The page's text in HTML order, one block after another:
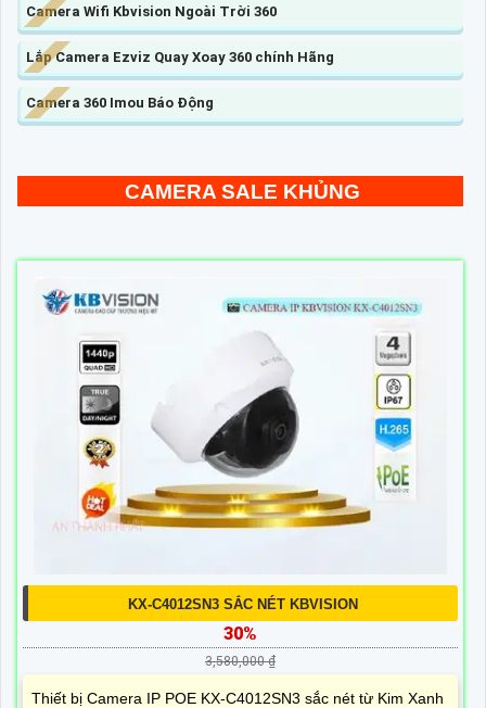
Camera Wifi Kbvision Ngoài Trời 360
Lắp Camera Ezviz Quay Xoay 360 chính Hãng
Camera 360 Imou Báo Động
CAMERA SALE KHỦNG
KX-C4012SN3 SẮC NÉT KBVISION
30%
3,580,000 ₫
Thiết bị Camera IP POE KX-C4012SN3 sắc nét từ Kim Xanh